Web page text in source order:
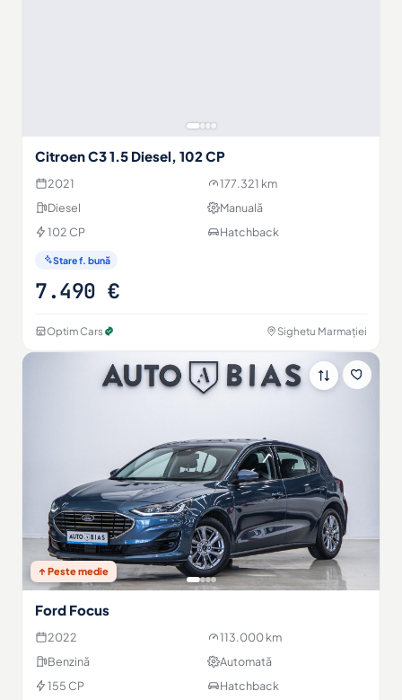
Citroen C3 1.5 Diesel, 102 CP
2021
177.321 km
Diesel
Manuală
102 CP
Hatchback
Stare f. bună
7.490 €
Optim Cars Sighetu Marmației
↑ Peste medie
Ford Focus
2022
113.000 km
Benzină
Automată
155 CP
Hatchback